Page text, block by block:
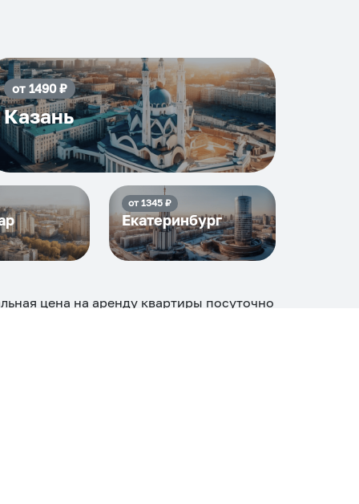
от1490₽
Казань
от 1345₽
Екатеринбург
цена на аренду квартиры посуточно